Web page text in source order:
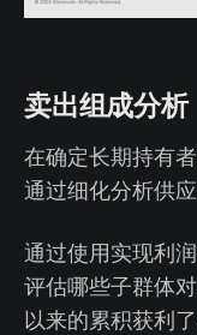
卖出组成分析
在确定长期持有
通过细化分析供
通过使用实现利
评估哪些子群体
以来的累积获利